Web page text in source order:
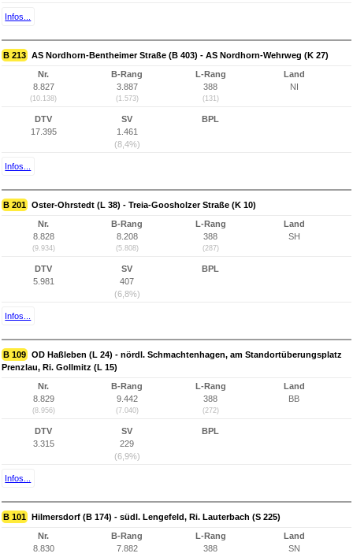
Infos...
B 213 AS Nordhorn-Bentheimer Straße (B 403) - AS Nordhorn-Wehrweg (K 27)
Nr.
8.827
(10.138)
B-Rang
3.887
(1.573)
L-Rang
388
(131)
Land
NI
DTV
17.395
SV
1.461
(8,4%)
BPL
Infos...
B 201 Oster-Ohrstedt (L 38) - Treia-Goosholzer Straße (K 10)
Nr.
8.828
(9.934)
B-Rang
8.208
(5.808)
L-Rang
388
(287)
Land
SH
DTV
5.981
SV
407
(6,8%)
BPL
Infos...
B 109 OD Haßleben (L 24) - nördl. Schmachtenhagen, am Standortüberungsplatz
Prenzlau, Ri. Gollmitz (L 15)
Nr.
8.829
(8.956)
B-Rang
9.442
(7.040)
L-Rang
388
(272)
Land
BB
DTV
3.315
SV
229
(6,9%)
BPL
Infos...
B 101 Hilmersdorf (B 174) - südl. Lengefeld, Ri. Lauterbach (S 225)
Nr.
8.830
B-Rang
7.882
L-Rang
388
Land
SN